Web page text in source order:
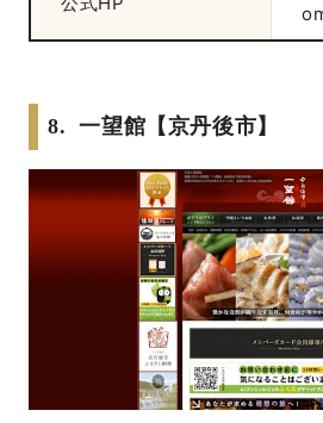
8. 一望館【京丹後市】